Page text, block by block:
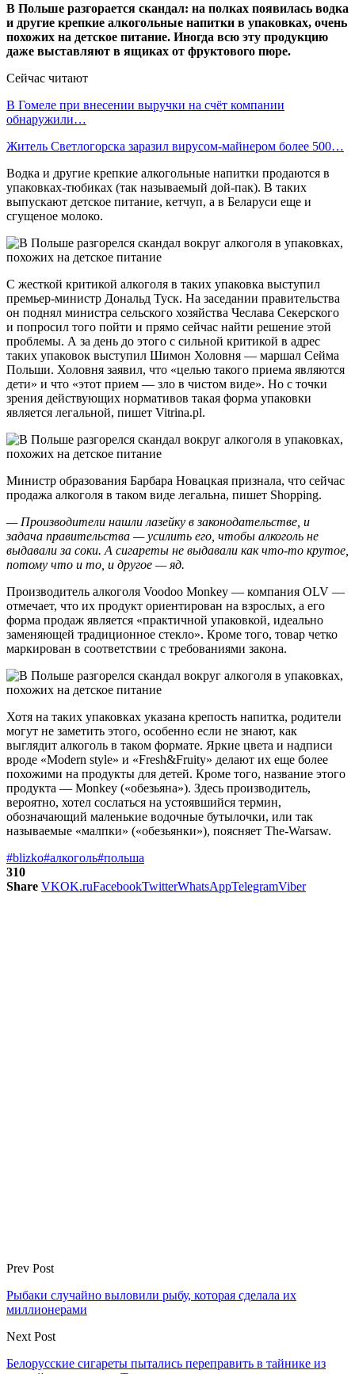
В Польше разгорается скандал: на полках появилась водка
и другие крепкие алкогольные напитки в упаковках, очень
похожих на детское питание. Иногда всю эту продукцию
даже выставляют в ящиках от фруктового пюре.
Сейчас читают
В Гомеле при внесении выручки на счёт компании
обнаружили…
Житель Светлогорска заразил вирусом-майнером более 500…
Водка и другие крепкие алкогольные напитки продаются в
упаковках-тюбиках (так называемый дой-пак). В таких
выпускают детское питание, кетчуп, а в Беларуси еще и
сгущеное молоко.
С жесткой критикой алкоголя в таких упаковка выступил
премьер-министр Дональд Туск. На заседании правительства
он поднял министра сельского хозяйства Чеслава Секерского
и попросил того пойти и прямо сейчас найти решение этой
проблемы. А за день до этого с сильной критикой в адрес
таких упаковок выступил Шимон Холовня — маршал Сейма
Польши. Холовня заявил, что «целью такого приема являются
дети» и что «этот прием — зло в чистом виде». Но с точки
зрения действующих нормативов такая форма упаковки
является легальной, пишет Vitrina.pl.
Министр образования Барбара Новацкая признала, что сейчас
продажа алкоголя в таком виде легальна, пишет Shopping.
— Производители нашли лазейку в законодательстве, и
задача правительства — усилить его, чтобы алкоголь не
выдавали за соки. А сигареты не выдавали как что-то крутое,
потому что и то, и другое — яд.
Производитель алкоголя Voodoo Monkey — компания OLV —
отмечает, что их продукт ориентирован на взрослых, а его
форма продаж является «практичной упаковкой, идеально
заменяющей традиционное стекло». Кроме того, товар четко
маркирован в соответствии с требованиями закона.
Хотя на таких упаковках указана крепость напитка, родители
могут не заметить этого, особенно если не знают, как
выглядит алкоголь в таком формате. Яркие цвета и надписи
вроде «Modern style» и «Fresh&Fruity» делают их еще более
похожими на продукты для детей. Кроме того, название этого
продукта — Monkey («обезьяна»). Здесь производитель,
вероятно, хотел сослаться на устоявшийся термин,
обозначающий маленькие водочные бутылочки, или так
называемые «малпки» («обезьянки»), поясняет The-Warsaw.
#blizko#алкоголь#польша
310
Share VKOK.ruFacebookTwitterWhatsAppTelegramViber
Prev Post
Рыбаки случайно выловили рыбу, которая сделала их
миллионерами
Next Post
Белорусские сигареты пытались переправить в тайнике из